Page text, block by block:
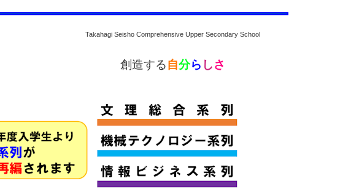
Takahagi Seisho Comprehensive Upper Secondary School
創造する自分ら しさ